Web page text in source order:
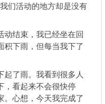
们活动的地方却是没有
动结束，我已经坐在回
积下雨，但每当我下了
起了雨。我看到很多人
，看起来不会很快停
。心想，今天我完成了